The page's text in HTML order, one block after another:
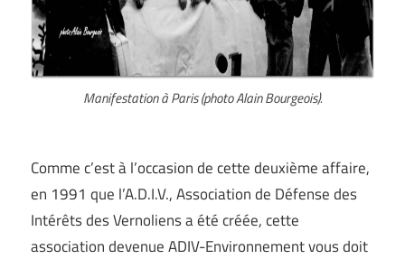
Manifestation à Paris (photo Alain Bourgeois).
Comme c’est à l’occasion de cette deuxième affaire,
en 1991 que l’A.D.I.V., Association de Défense des
Intérêts des Vernoliens a été créée, cette
association devenue ADIV-Environnement vous doit